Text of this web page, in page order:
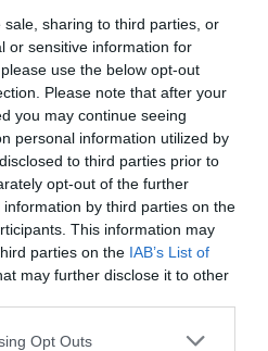
sharing to third parties, or
or sensitive information for
use the below opt-out
Please note that after your
you may continue seeing
personal information utilized by
to third parties prior to
opt-out of the further
by third parties on the
This information may
parties on the IAB’s List of
may further disclose it to other
app uses one or more Google
Opt Outs
Magyarország
szintű vendéglátó-
versenyének
a
is részt vesz az
ÉS GYÉMÁNT
& Bar a Klasszis
legjobbjai…